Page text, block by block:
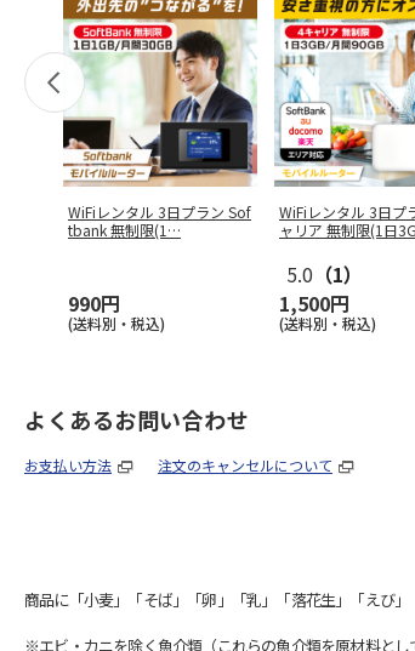
WiFiレンタル 3日プラン Sof
tbank 無制限(1 …
990円
(送料別・税込)
WiFiレンタル 3日プ
ャリア 無制限(1日3G
5.0 （1）
1,500円
(送料別・税込)
よくあるお問い合わせ
お支払い方法 注文のキャンセルについて
商品に「小麦」「そば」「卵」「乳」「落花生」「えび
※エビ・カニを除く魚介類（これらの魚介類を原材料と